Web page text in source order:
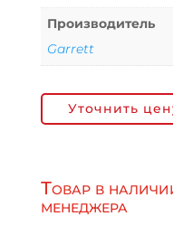
Производитель
Garrett
Уточнить
Товар в
менеджера